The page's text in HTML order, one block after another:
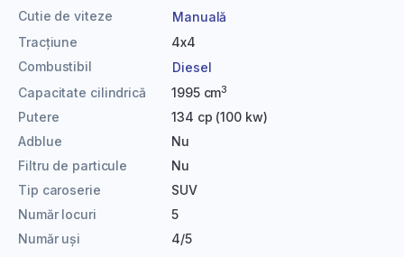
Cutie de viteze
Manuală
Tracțiune
4x4
Combustibil
Diesel
Capacitate cilindrică
1995 cm3
Putere
134 cp (100 kw)
Adblue
Nu
Filtru de particule
Nu
Tip caroserie
SUV
Număr locuri
5
Număr uși
4/5